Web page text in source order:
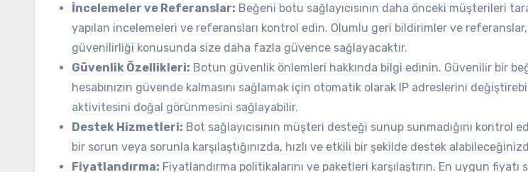
İncelemeler ve Referanslar: Beğeni botu sağlayıcısının daha önceki müşterileri
yapılan incelemeleri ve referansları kontrol edin. Olumlu geri bildirimler ve
güvenilirliği konusunda size daha fazla güvence sağlayacaktır.
Güvenlik Özellikleri: Botun güvenlik önlemleri hakkında bilgi edinin. Güvenilir bir
hesabınızın güvende kalmasını sağlamak için otomatik olarak IP adreslerini
aktivitesini doğal görünmesini sağlayabilir.
Destek Hizmetleri: Bot sağlayıcısının müşteri desteği sunup sunmadığını kontrol
bir sorun veya sorunla karşılaştığınızda, hızlı ve etkili bir şekilde destek
Fiyatlandırma: Fiyatlandırma politikalarını ve paketleri karşılaştırın. En uygun fiyatı